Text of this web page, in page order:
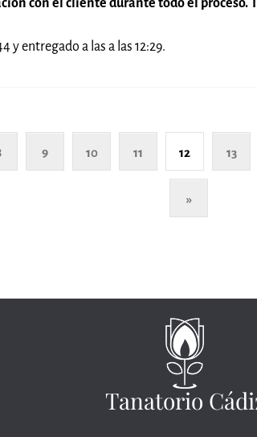
con el cliente durante todo el
y entregado a las a las 12:29.
9 10 11 12 13
»
Tanatorio